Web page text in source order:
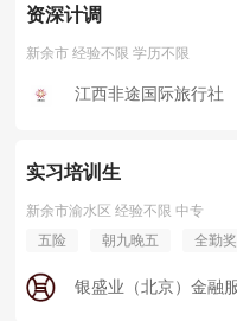
资深计调
新余市 经验不限 学历不限
江西非途国际旅行社
实习培训生
新余市渝水区 经验不限 中专
五险
朝九晚五 全勤奖